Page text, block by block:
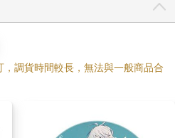
！」
哼了一聲，「北鎮師，你恐怕是
虹話還沒有說完，不遠處有人在
鐵青。
個名字，「你還有膽追來！」
殺絕。」在他身後停下的太淵嘆
調貨時間較長，無法與一般商品合